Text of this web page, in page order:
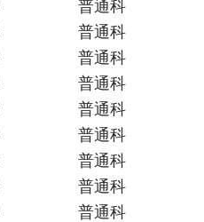
普通科
普通科
普通科
普通科
普通科
普通科
普通科
普通科
普通科